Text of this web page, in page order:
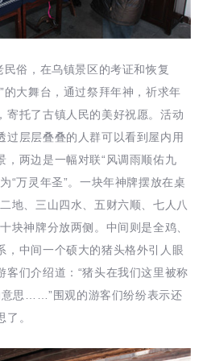
民俗，在乌镇景区的考证和恢复
的大舞台，通过祭拜年神，祈求年
寄托了古镇人民的美好祝愿。活动
过层层叠叠的人群可以看到屋内用
，两边是一幅对联“风调雨顺佑九
“万灵年圣”。一块年神牌摆放在桌
地、三山四水、五财六顺、七人八
块神牌分放两侧。中间则是全鸡、
，中间一个硕大的猪头格外引人眼
客们介绍道：“猪头在我们这里被称
意思……”围观的游客们纷纷表示还
。